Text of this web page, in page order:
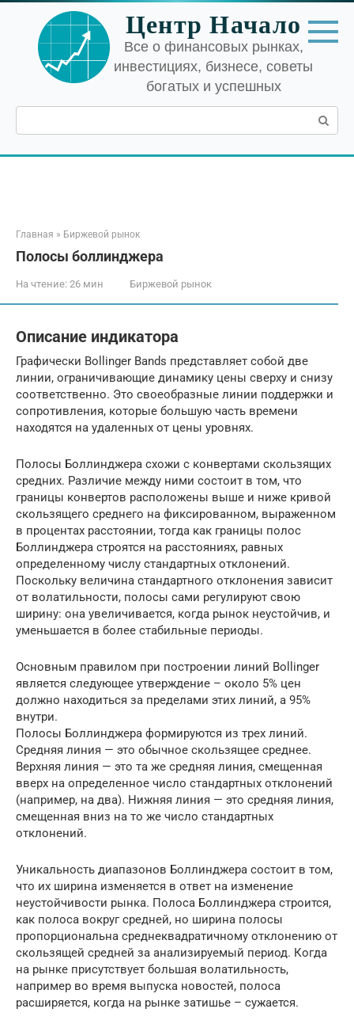
Перейти
контенту
Центр Начало
Все о финансовых рынках,
инвестициях, бизнесе, советы
богатых и успешных
Поиск:
Главная » Биржевой рынок
Полосы боллинджера
На чтение: 26 мин Биржевой рынок
Описание индикатора
Графически Bollinger Bands представляет собой две
линии, ограничивающие динамику цены сверху и снизу
соответственно. Это своеобразные линии поддержки и
сопротивления, которые большую часть времени
находятся на удаленных от цены уровнях.
Полосы Боллинджера схожи с конвертами скользящих
средних. Различие между ними состоит в том, что
границы конвертов расположены выше и ниже кривой
скользящего среднего на фиксированном, выраженном
в процентах расстоянии, тогда как границы полос
Боллинджера строятся на расстояниях, равных
определенному числу стандартных отклонений.
Поскольку величина стандартного отклонения зависит
от волатильности, полосы сами регулируют свою
ширину: она увеличивается, когда рынок неустойчив, и
уменьшается в более стабильные периоды.
Основным правилом при построении линий Bollinger
является следующее утверждение – около 5% цен
должно находиться за пределами этих линий, а 95%
внутри.
Полосы Боллинджера формируются из трех линий.
Средняя линия — это обычное скользящее среднее.
Верхняя линия — это та же средняя линия, смещенная
вверх на определенное число стандартных отклонений
(например, на два). Нижняя линия — это средняя линия,
смещенная вниз на то же число стандартных
отклонений.
Уникальность диапазонов Боллинджера состоит в том,
что их ширина изменяется в ответ на изменение
неустойчивости рынка. Полоса Боллинджера строится,
как полоса вокруг средней, но ширина полосы
пропорциональна среднеквадратичному отклонению от
скользящей средней за анализируемый период. Когда
на рынке присутствует большая волатильность,
например во время выпуска новостей, полоса
расширяется, когда на рынке затишье – сужается.